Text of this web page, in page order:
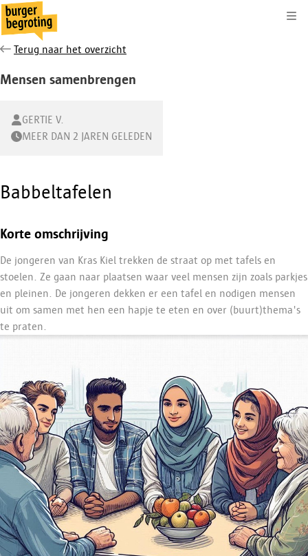
Terug naar het overzicht
Mensen samenbrengen
GERTIE V.
MEER DAN 2 JAREN GELEDEN
Babbeltafelen
Korte omschrijving
De jongeren van Kras Kiel trekken de straat op met tafels en
stoelen. Ze gaan naar plaatsen waar veel mensen zijn zoals parkjes
en pleinen. De jongeren dekken er een tafel en nodigen mensen
uit om samen met hen een hapje te eten en over (buurt)thema's
te praten.